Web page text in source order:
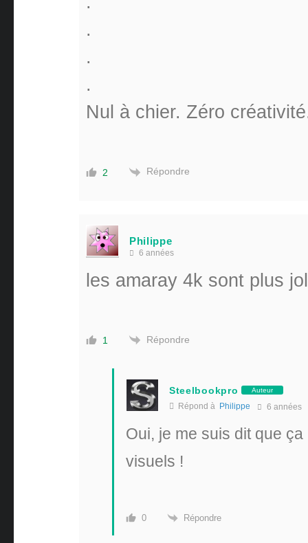
.
.
.
Nul à chier. Zéro
2 Répondre
Philippe
6 années
les amaray 4k sont plus
1 Répondre
Steelbookpro Auteur
Répond à Philippe 6 années
Oui, je me suis dit que
visuels !
0 Répondre